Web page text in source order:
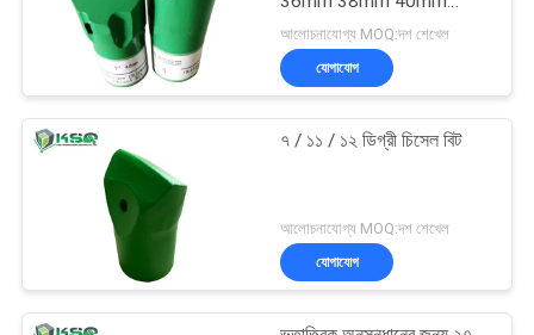
42mm
আলোচনাযোগ্য MOQ:দশ শেখেল
যোগাযোগ
৭ / ১১ / ১২ ডিগ্রী চিসেল বিট
আলোচনাযোগ্য MOQ:দশ শেখেল
যোগাযোগ